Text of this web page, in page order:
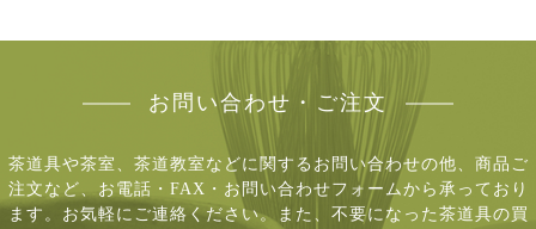
お問い合わせ・ご注文
茶道具や茶室、茶道教室などに関するお問い合わせの他、商品ご
注文など、 お電話・FAX・お問い合わせフォームから承っており
ます。お気軽にご連絡ください。 また、不要になった茶道具の買